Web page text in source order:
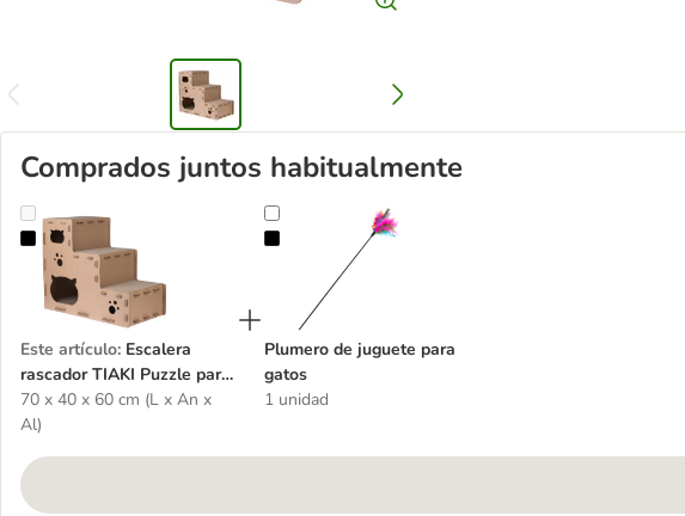
Comprados juntos habitualmente
Escalera rascador TIAKI Puzzle para gatos
Este artículo: Escalera
rascador TIAKI Puzzle para
gatos
70 x 40 x 60 cm (L x An x
Al)
Plumero de juguete para gatos
Plumero de juguete para
gatos
1 unidad